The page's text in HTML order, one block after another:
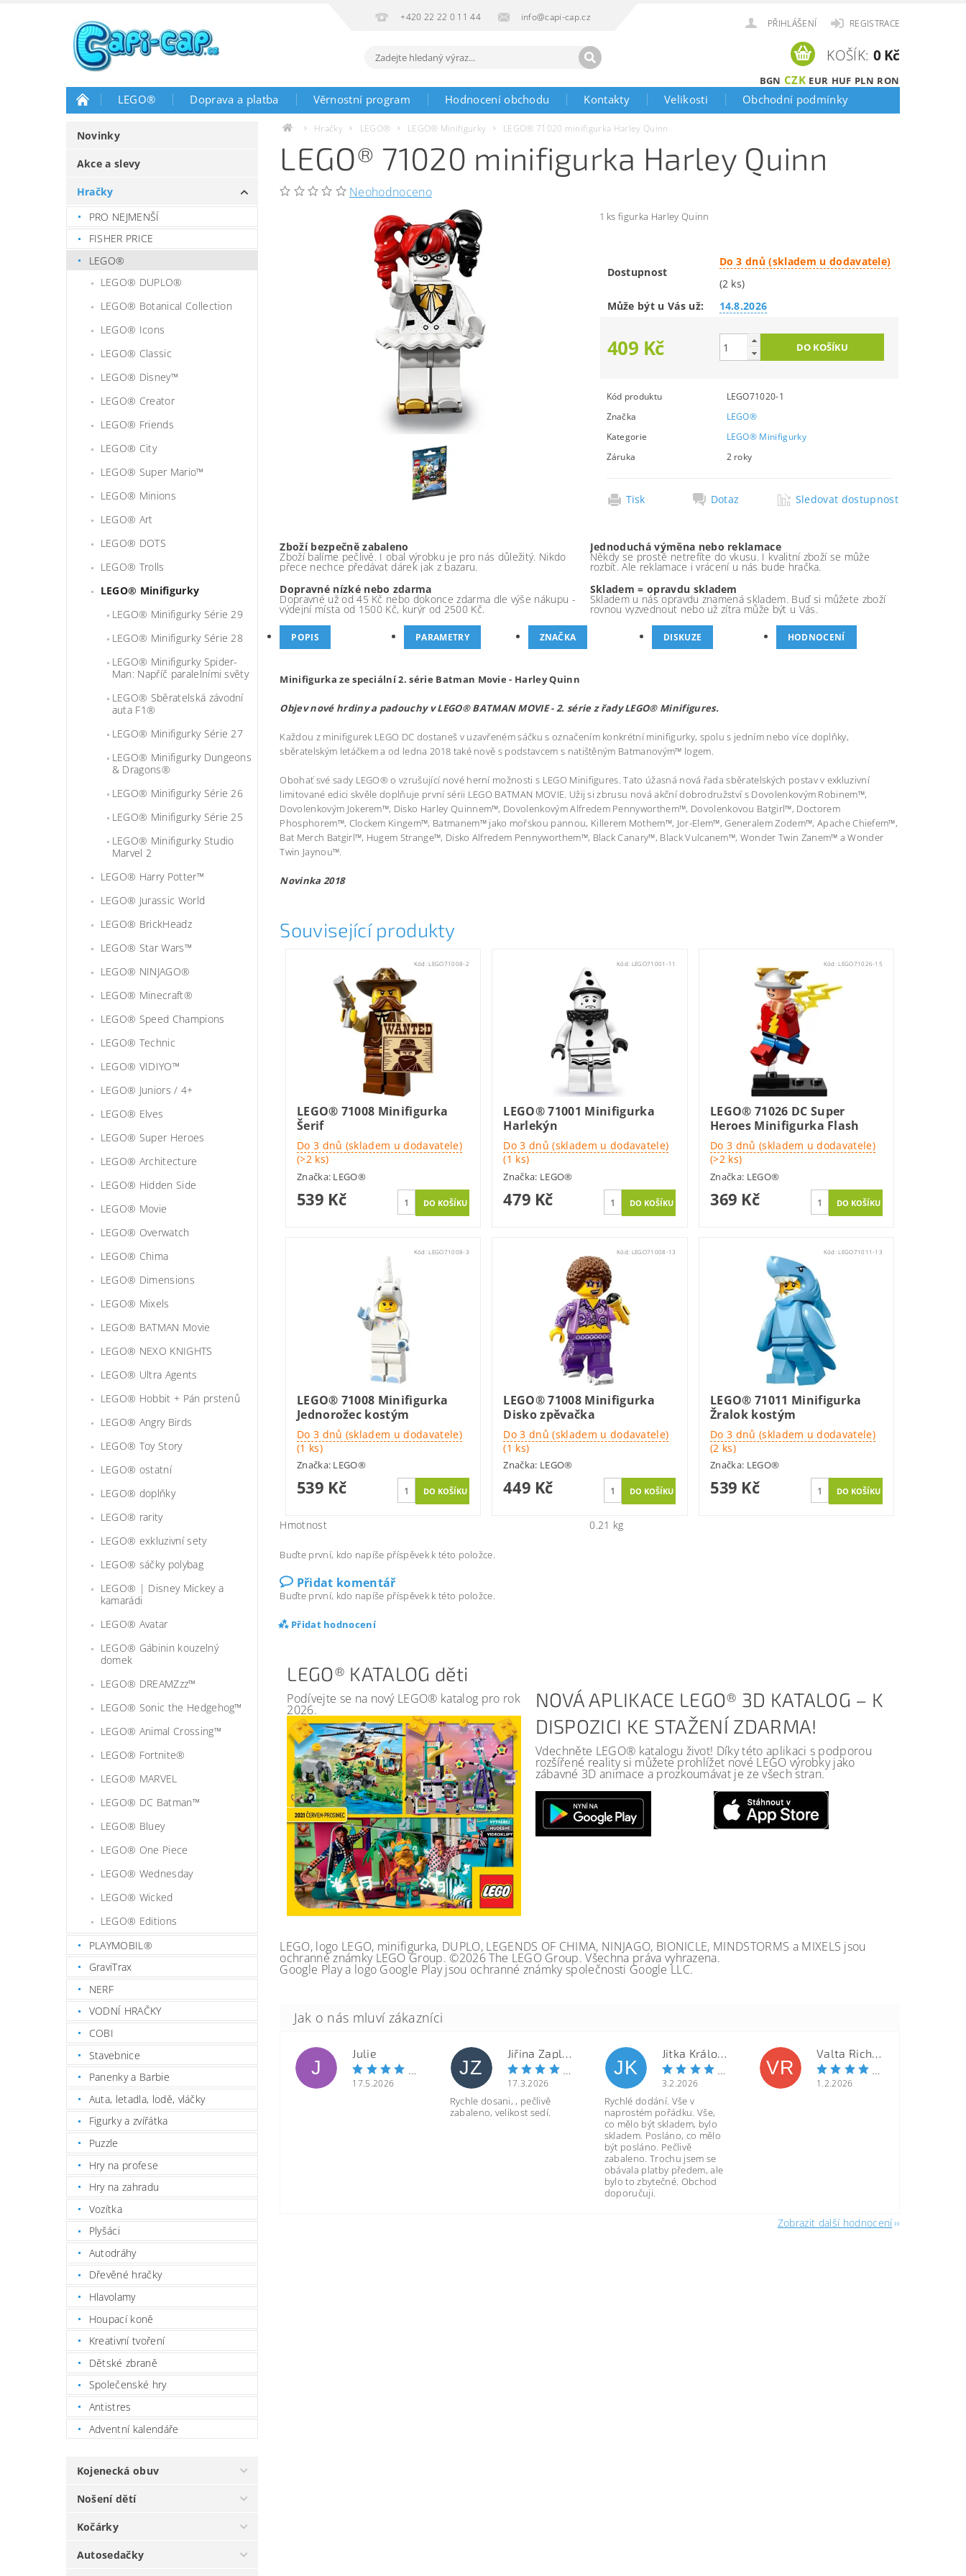
+420 22 22 0 11 44 info@capi-cap.cz
PŘIHLÁŠENÍ REGISTRACE
BGN CZK EUR HUF PLN RON
KOŠÍK: 0 Kč
LEGO® Doprava a platba Věrnostní program Hodnocení obchodu Kontakty Velikosti Obchodní podmínky
Novinky
Akce a slevy
Hračky
PRO NEJMENŠÍ
FISHER PRICE
LEGO®
LEGO® DUPLO®
LEGO® Botanical Collection
LEGO® Icons
LEGO® Classic
LEGO® Disney™
LEGO® Creator
LEGO® Friends
LEGO® City
LEGO® Super Mario™
LEGO® Minions
LEGO® Art
LEGO® DOTS
LEGO® Trolls
LEGO® Minifigurky
LEGO® Minifigurky Série 29
LEGO® Minifigurky Série 28
LEGO® Minifigurky Spider-
Man: Napříč paralelními světy
LEGO® Sběratelská závodní
auta F1®
LEGO® Minifigurky Série 27
LEGO® Minifigurky Dungeons
& Dragons®
LEGO® Minifigurky Série 26
LEGO® Minifigurky Série 25
LEGO® Minifigurky Studio
Marvel 2
LEGO® Harry Potter™
LEGO® Jurassic World
LEGO® BrickHeadz
LEGO® Star Wars™
LEGO® NINJAGO®
LEGO® Minecraft®
LEGO® Speed Champions
LEGO® Technic
LEGO® VIDIYO™
LEGO® Juniors / 4+
LEGO® Elves
LEGO® Super Heroes
LEGO® Architecture
LEGO® Hidden Side
LEGO® Movie
LEGO® Overwatch
LEGO® Chima
LEGO® Dimensions
LEGO® Mixels
LEGO® BATMAN Movie
LEGO® NEXO KNIGHTS
LEGO® Ultra Agents
LEGO® Hobbit + Pán prstenů
LEGO® Angry Birds
LEGO® Toy Story
LEGO® ostatní
LEGO® doplňky
LEGO® rarity
LEGO® exkluzivní sety
LEGO® sáčky polybag
LEGO® | Disney Mickey a
kamarádi
LEGO® Avatar
LEGO® Gábinin kouzelný
domek
LEGO® DREAMZzz™
LEGO® Sonic the Hedgehog™
LEGO® Animal Crossing™
LEGO® Fortnite®
LEGO® MARVEL
LEGO® DC Batman™
LEGO® Bluey
LEGO® One Piece
LEGO® Wednesday
LEGO® Wicked
LEGO® Editions
PLAYMOBIL®
GraviTrax
NERF
VODNÍ HRAČKY
COBI
Stavebnice
Panenky a Barbie
Auta, letadla, lodě, vláčky
Figurky a zvířátka
Puzzle
Hry na profese
Hry na zahradu
Vozítka
Plyšáci
Autodráhy
Dřevěné hračky
Hlavolamy
Houpací koně
Kreativní tvoření
Dětské zbraně
Společenské hry
Antistres
Adventní kalendáře
Kojenecká obuv
Nošení dětí
Kočárky
Autosedačky
Hračky LEGO® LEGO® Minifigurky LEGO® 71020 minifigurka Harley Quinn
LEGO® 71020 minifigurka Harley Quinn
Neohodnoceno
1 ks figurka Harley Quinn
Dostupnost
Do 3 dnů (skladem u dodavatele)
(2 ks)
Může být u Vás už:
14.8.2026
409 Kč
Kód produktu
LEGO71020-1
Značka
LEGO®
Kategorie
LEGO® Minifigurky
Záruka
2 roky
Tisk Dotaz Sledovat dostupnost
Zboží bezpečně zabaleno
Zboží balíme pečlivě. I obal výrobku je pro nás důležitý. Nikdo
přece nechce předávat dárek jak z bazaru.
Jednoduchá výměna nebo reklamace
Někdy se prostě netrefíte do vkusu. I kvalitní zboží se může
rozbít. Ale reklamace i vrácení u nás bude hračka.
Dopravné nízké nebo zdarma
Dopravné už od 45 Kč nebo dokonce zdarma dle výše nákupu -
výdejní místa od 1500 Kč, kurýr od 2500 Kč.
Skladem = opravdu skladem
Skladem u nás opravdu znamená skladem. Buď si můžete zboží
rovnou vyzvednout nebo už zítra může být u Vás.
POPIS PARAMETRY ZNAČKA DISKUZE HODNOCENÍ
Minifigurka ze speciální 2. série Batman Movie - Harley Quinn
Objev nové hrdiny a padouchy v LEGO® BATMAN MOVIE - 2. série z řady LEGO® Minifigures.
Každou z minifigurek LEGO DC dostaneš v uzavřeném sáčku s označením konkrétní minifigurky, spolu s jedním nebo více doplňky,
sběratelským letáčkem a od ledna 2018 také nově s podstavcem s natištěným Batmanovým™ logem.
Obohať své sady LEGO® o vzrušující nové herní možnosti s LEGO Minifigures. Tato úžasná nová řada sběratelských postav v exkluzivní
limitované edici skvěle doplňuje první sérii LEGO BATMAN MOVIE. Užij si zbrusu nová akční dobrodružství s Dovolenkovým Robinem™,
Dovolenkovým Jokerem™, Disko Harley Quinnem™, Dovolenkovým Alfredem Pennyworthem™, Dovolenkovou Batgirl™, Doctorem
Phosphorem™, Clockem Kingem™, Batmanem™ jako mořskou pannou, Killerem Mothem™, Jor-Elem™, Generalem Zodem™, Apache Chiefem™,
Bat Merch Batgirl™, Hugem Strange™, Disko Alfredem Pennyworthem™, Black Canary™, Black Vulcanem™, Wonder Twin Zanem™ a Wonder
Twin Jaynou™.
Novinka 2018
Související produkty
Kód:LEGO71008-2
LEGO® 71008 Minifigurka
Šerif
Do 3 dnů (skladem u dodavatele)
(>2 ks)
Značka: LEGO®
539 Kč
Kód: LEGO71001-11
LEGO® 71001 Minifigurka
Harlekýn
Do 3 dnů (skladem u dodavatele)
(1 ks)
Značka: LEGO®
479 Kč
Kód:LEGO71026-15
LEGO® 71026 DC Super
Heroes Minifigurka Flash
Do 3 dnů (skladem u dodavatele)
(>2 ks)
Značka: LEGO®
369 Kč
Kód:LEGO71008-3
LEGO® 71008 Minifigurka
Jednorožec kostým
Do 3 dnů (skladem u dodavatele)
(1 ks)
Značka: LEGO®
539 Kč
Kód: LEGO71008-13
LEGO® 71008 Minifigurka
Disko zpěvačka
Do 3 dnů (skladem u dodavatele)
(1 ks)
Značka: LEGO®
449 Kč
Kód:LEGO71011-13
LEGO® 71011 Minifigurka
Žralok kostým
Do 3 dnů (skladem u dodavatele)
(2 ks)
Značka: LEGO®
539 Kč
Hmotnost 0.21 kg
Buďte první, kdo napíše příspěvek k této položce.
Přidat komentář
Buďte první, kdo napíše příspěvek k této položce.
Přidat hodnocení
LEGO® KATALOG děti
Podívejte se na nový LEGO® katalog pro rok
2026.
NOVÁ APLIKACE LEGO® 3D KATALOG – K
DISPOZICI KE STAŽENÍ ZDARMA!
Vdechněte LEGO® katalogu život! Díky této aplikaci s podporou
rozšířené reality si můžete prohlížet nové LEGO výrobky jako
zábavné 3D animace a prozkoumávat je ze všech stran.
LEGO, logo LEGO, minifigurka, DUPLO, LEGENDS OF CHIMA, NINJAGO, BIONICLE, MINDSTORMS a MIXELS jsou
ochranné známky LEGO Group. ©2026 The LEGO Group. Všechna práva vyhrazena.
Google Play a logo Google Play jsou ochranné známky společnosti Google LLC.
J
Julie
17.5.2026
JZ
Jiřina Zapletalová
17.3.2026
Rychle dosani, , pečlivě
zabaleno, velikost sedí.
JK
Jitka Královcová
3.2.2026
Rychlé dodání. Vše v
naprostém pořádku. Vše,
co mělo být skladem, bylo
skladem. Posláno, co mělo
být posláno. Pečlivě
zabaleno. Trochu jsem se
obávala platby předem, ale
bylo to zbytečné. Obchod
doporučuji.
VR
Valta Richard
1.2.2026
Zobrazit další hodnocení